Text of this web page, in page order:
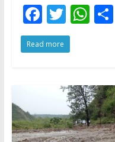
F
ac
e
o
k
T
w
itt
W
A
p
p
S
Read more